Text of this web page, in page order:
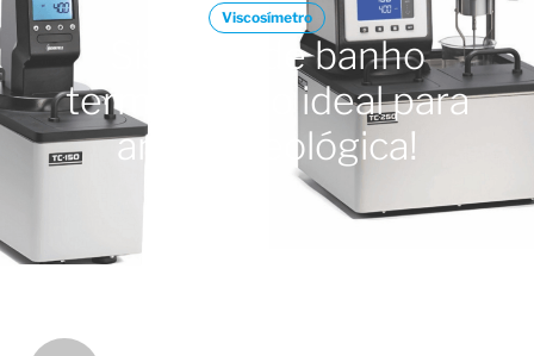
Viscosímetro
Sistema de banho
termostático ideal para
análise reológica!